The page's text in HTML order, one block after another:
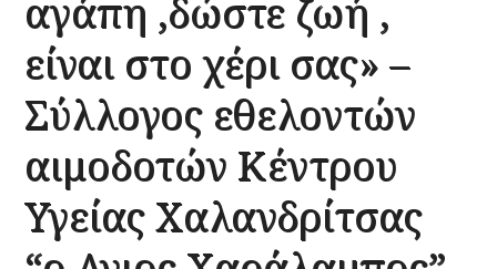
αγάπη ,δώστε ζωή ,
είναι στο χέρι σας» –
Σύλλογος εθελοντών
αιμοδοτών Κέντρου
Υγείας Χαλανδρίτσας